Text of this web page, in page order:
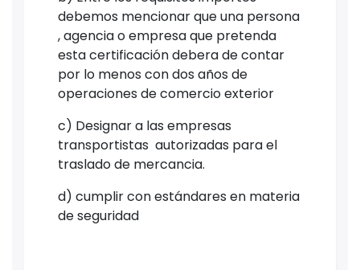
debemos mencionar que una persona
, agencia o empresa que pretenda
esta certificación debera de contar
por lo menos con dos años de
operaciones de comercio exterior
c) Designar a las empresas
transportistas autorizadas para el
traslado de mercancia.
d) cumplir con estándares en materia
de seguridad